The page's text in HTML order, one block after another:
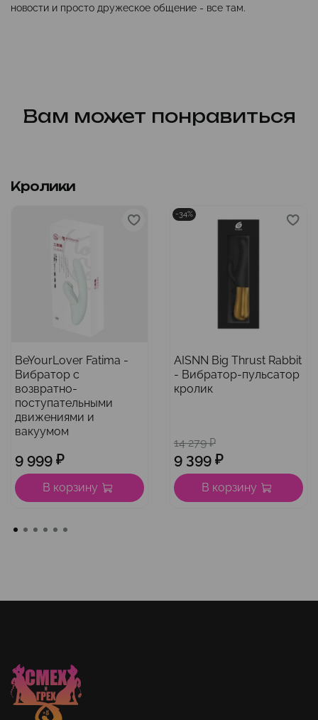
новости и просто дружеское общение - все там.
Вам может понравиться
Кролики
BeYourLover Fatima -
Вибратор с
возвратно-
поступательными
движениями и
вакуумом
9 999 ₽
В корзину
-34%
AISNN Big Thrust Rabbit
- Вибратор-пульсатор
кролик
14 279 ₽
9 399 ₽
В корзину